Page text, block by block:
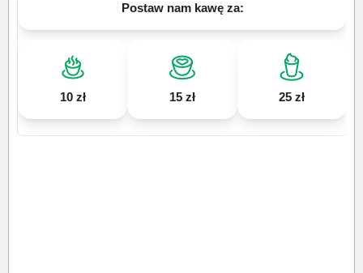
Postaw nam kawę za:
10 zł 15 zł 25 zł